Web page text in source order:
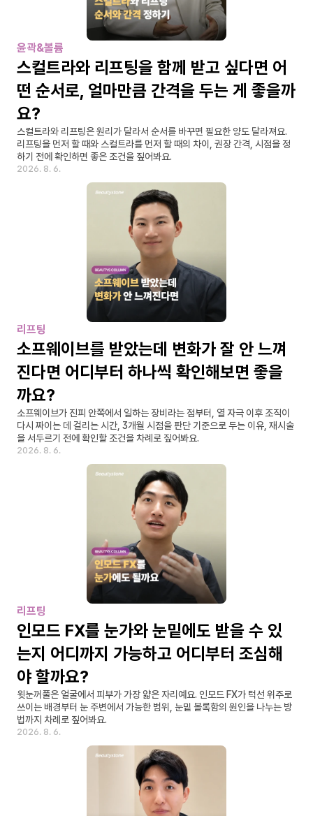
윤곽&볼륨
스컬트라와 리프팅을 함께 받고 싶다면 어
떤 순서로, 얼마만큼 간격을 두는 게 좋을까
요?
스컬트라와 리프팅은 원리가 달라서 순서를 바꾸면 필요한 양도 달라져요.
리프팅을 먼저 할 때와 스컬트라를 먼저 할 때의 차이, 권장 간격, 시점을 정
하기 전에 확인하면 좋은 조건을 짚어봐요.
2026. 8. 6.
리프팅
소프웨이브를 받았는데 변화가 잘 안 느껴
진다면 어디부터 하나씩 확인해보면 좋을
까요?
소프웨이브가 진피 안쪽에서 일하는 장비라는 점부터, 열 자극 이후 조직이
다시 짜이는 데 걸리는 시간, 3개월 시점을 판단 기준으로 두는 이유, 재시술
을 서두르기 전에 확인할 조건을 차례로 짚어봐요.
2026. 8. 6.
리프팅
인모드 FX를 눈가와 눈밑에도 받을 수 있
는지 어디까지 가능하고 어디부터 조심해
야 할까요?
윗눈꺼풀은 얼굴에서 피부가 가장 얇은 자리예요. 인모드 FX가 턱선 위주로
쓰이는 배경부터 눈 주변에서 가능한 범위, 눈밑 볼록함의 원인을 나누는 방
법까지 차례로 짚어봐요.
2026. 8. 6.